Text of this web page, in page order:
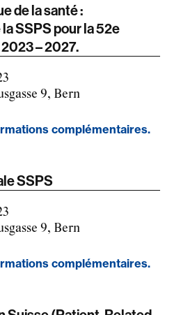
de la santé :
SSPS pour la 52e
– 2027.
9, Bern
complémentaires.
SSPS
9, Bern
complémentaires.